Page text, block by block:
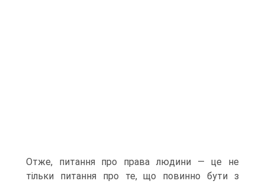
Отже, питання про права людини — це не
тільки питання про те, що повинно бути з